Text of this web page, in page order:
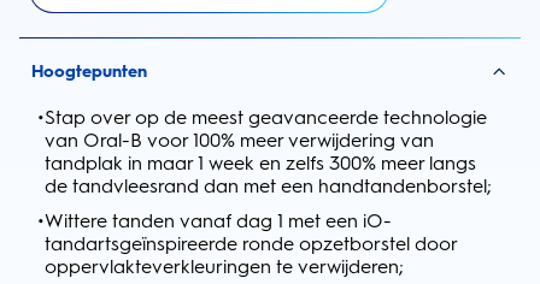
Hoogtepunten
•Stap over op de meest geavanceerde technologie
van Oral-B voor 100% meer verwijdering van
tandplak in maar 1 week en zelfs 300% meer langs
de tandvleesrand dan met een handtandenborstel;
•Wittere tanden vanaf dag 1 met een iO-
tandartsgeïnspireerde ronde opzetborstel door
oppervlakteverkleuringen te verwijderen;